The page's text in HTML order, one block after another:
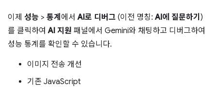
이제 성능 > 통계 에서AI로 디버그 (이전 명칭:AI에 질문하기 )
를 클릭하여AI 지원 패널에서 Gemini와 채팅하고 디버그하여
성능 통계를 확인할 수 있습니다.
이미지 전송 개선
기존 JavaScript